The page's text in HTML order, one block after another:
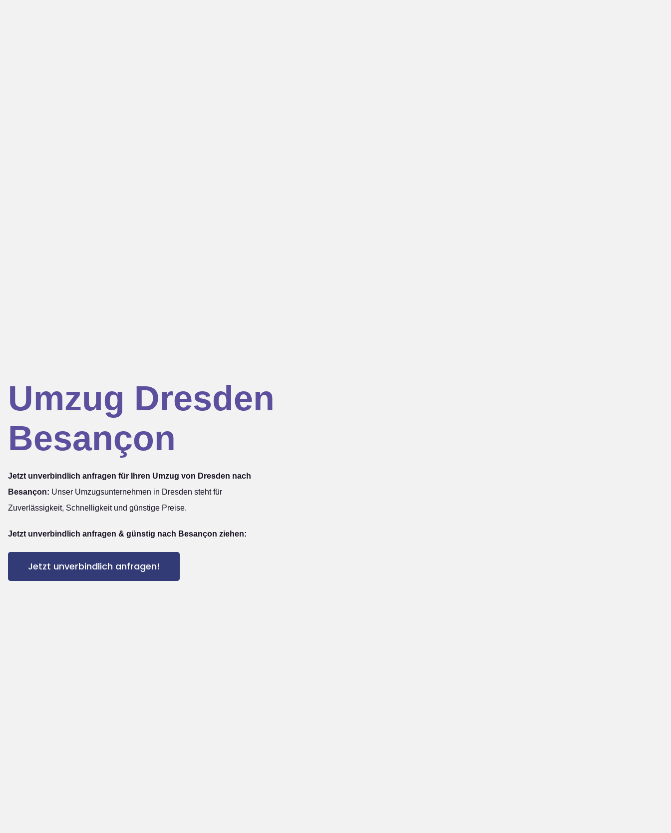
Umzug Dresden
Besançon
Jetzt unverbindlich anfragen für Ihren Umzug von Dresden nach
Besançon: Unser Umzugsunternehmen in Dresden steht für
Zuverlässigkeit, Schnelligkeit und günstige Preise.
Jetzt unverbindlich anfragen & günstig nach Besançon ziehen:
Jetzt unverbindlich anfragen!